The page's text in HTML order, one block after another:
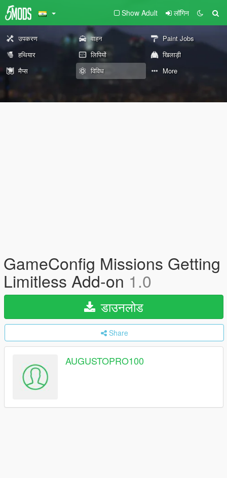
Show Adult लॉगिन
उपकरण वाहन
Paint Jobs
हथियार
लिपियों
खिलाड़ी
मैप्स
विविध More
GameConfig Missions Getting
Limitless Add-on 1.0
डाउनलोड
Share
AUGUSTOPRO100